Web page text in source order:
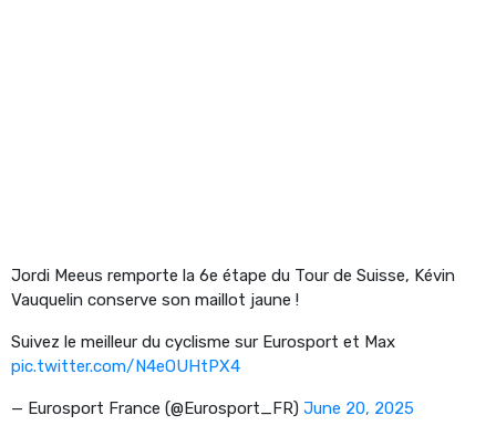
Jordi Meeus remporte la 6e étape du Tour de Suisse, Kévin
Vauquelin conserve son maillot jaune !
Suivez le meilleur du cyclisme sur Eurosport et Max
pic.twitter.com/N4eOUHtPX4
— Eurosport France (@Eurosport_FR) June 20, 2025